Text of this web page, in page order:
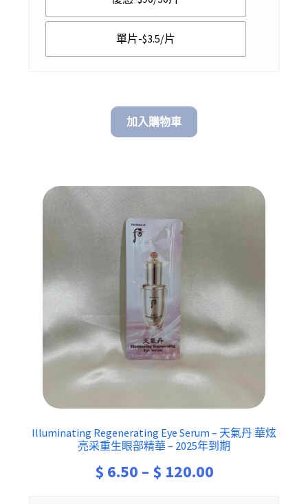
單片-$3.5/片
加入購物車
Illuminating Regenerating Eye Serum – 天氣丹 華炫
亮采重生眼部精華 – 2025年到期
$ 6.50 – $ 120.00Price